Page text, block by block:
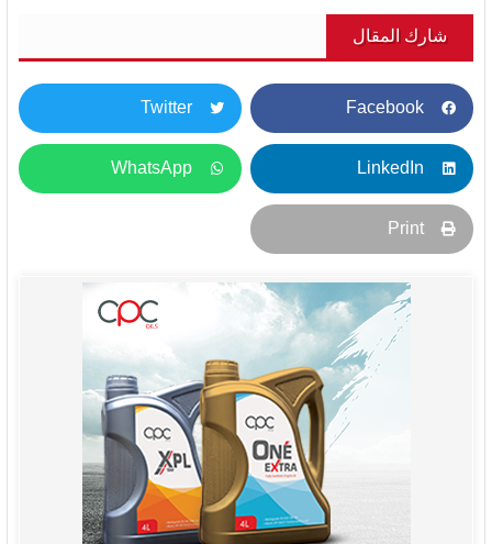
شارك المقال
Facebook
Twitter
LinkedIn
WhatsApp
Print